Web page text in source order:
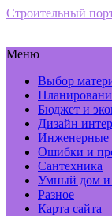
Строительный
Меню
Выбор
Бюджет и
Дизайн
Инженерные
Ошибки и
Сантехника
Умный дом и
Разное
Карта сайта